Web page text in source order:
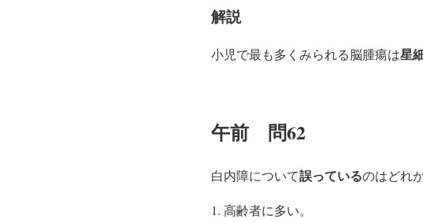
解説
小児で最も多くみられる脳腫瘍は星
午前 問62
白内障について誤っているのはどれか
高齢者に多い。